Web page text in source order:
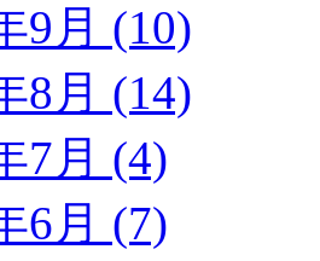
9月 (10)
8月 (14)
7月 (4)
6月 (7)